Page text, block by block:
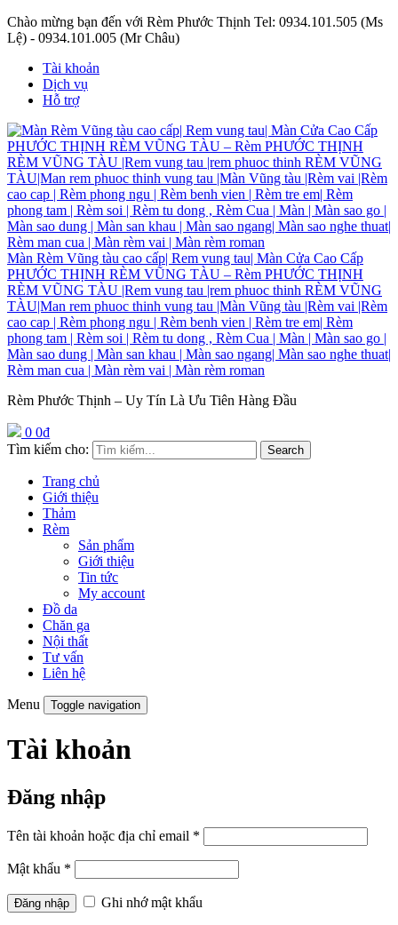
Chào mừng bạn đến với Rèm Phước Thịnh Tel: 0934.101.505 (Ms
Lệ) - 0934.101.005 (Mr Châu)
Tài khoản
Dịch vụ
Hỗ trợ
Màn Rèm Vũng tàu cao cấp| Rem vung tau| Màn Cửa Cao Cấp
PHƯỚC THỊNH RÈM VŨNG TÀU – Rèm PHƯỚC THỊNH
RÈM VŨNG TÀU |Rem vung tau |rem phuoc thinh RÈM VŨNG
TÀU|Man rem phuoc thinh vung tau |Màn Vũng tàu |Rèm vai |Rèm
cao cap | Rèm phong ngu | Rèm benh vien | Rèm tre em| Rèm
phong tam | Rèm soi | Rèm tu dong , Rèm Cua | Màn | Màn sao go |
Màn sao dung | Màn san khau | Màn sao ngang| Màn sao nghe thuat|
Rèm man cua | Màn rèm vai | Màn rèm roman
Rèm Phước Thịnh – Uy Tín Là Ưu Tiên Hàng Đầu
0 0₫
Tìm kiếm cho:
Search
Trang chủ
Giới thiệu
Thảm
Rèm
Sản phẩm
Giới thiệu
Tin tức
My account
Đồ da
Chăn ga
Nội thất
Tư vấn
Liên hệ
Menu Toggle navigation
Tài khoản
Đăng nhập
Tên tài khoản hoặc địa chỉ email *
Mật khẩu *
Ghi nhớ mật khẩu